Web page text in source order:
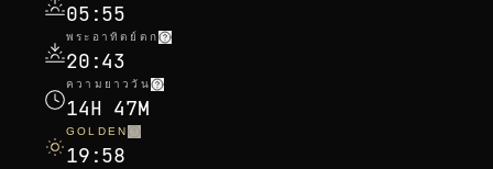
05:55
พระอาทิตย์ตก
20:43
ความยาววัน
14H 47M
GOLDEN
19:58